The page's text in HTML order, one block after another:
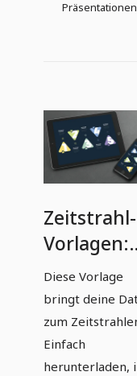
Präsentationen
Zeitstrahl-
Vorlagen:
Moderne
Timelines
erstellen –
Version 6
Diese Vorlage
bringt deine
zum
Einfach
herunterladen,